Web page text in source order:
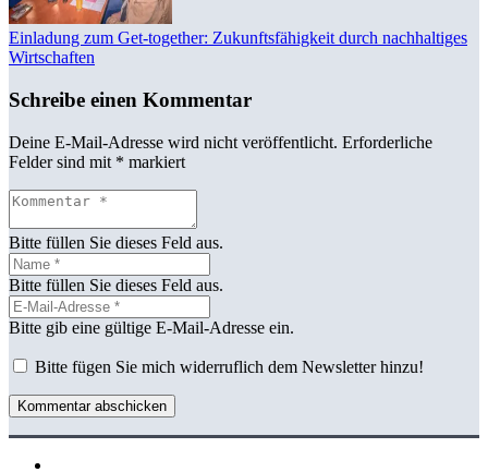
Einladung zum Get-together: Zukunftsfähigkeit durch nachhaltiges
Wirtschaften
Schreibe einen Kommentar
Deine E-Mail-Adresse wird nicht veröffentlicht. Erforderliche
Felder sind mit * markiert
Bitte füllen Sie dieses Feld aus.
Bitte füllen Sie dieses Feld aus.
Bitte gib eine gültige E-Mail-Adresse ein.
Bitte fügen Sie mich widerruflich dem Newsletter hinzu!
Kommentar abschicken